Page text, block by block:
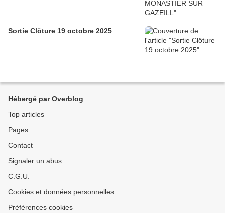
Sortie Clôture 19 octobre 2025
Hébergé par Overblog
Top articles
Pages
Contact
Signaler un abus
C.G.U.
Cookies et données personnelles
Préférences cookies